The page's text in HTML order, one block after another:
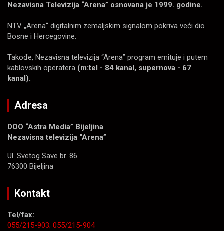
Nezavisna Televizija “Arena” osnovana je 1999. godine.
NTV „Arena“ digitalnim zemaljskim signalom pokriva veći dio
Bosne i Hercegovine.
Takođe, Nezavisna televizija “Arena” program emituje i putem
kablovskih operatera (m:tel - 84 kanal, supernova - 67
kanal).
Adresa
DOO “Astra Media” Bijeljina
Nezavisna televizija “Arena”
Ul. Svetog Save br. 86.
76300 Bijeljina
Kontakt
Tel/fax:
055/215-903; 055/215-904